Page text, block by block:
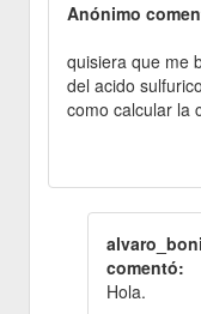
Anónimo
quisiera que me
del acido
como calcular la
comentó:
Hola.